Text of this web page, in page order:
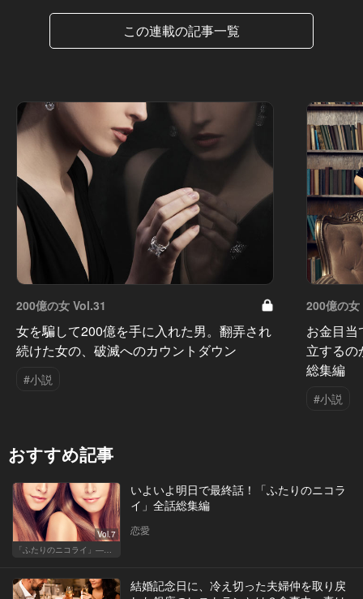
この連載の記事一覧
200億の女 Vol.31
女を騙して200億を手に入れた男。翻弄され
続けた女の、破滅へのカウントダウン
#小説
200億の
お金目
立する
総集編
#小説
おすすめ記事
Vol.7
「ふたりのニコライ」―作家・柴崎竜人の恋愛ストーリー
いよいよ明日で最終話！「ふたりのニコラ
イ」全話総集編
恋愛
結婚記念日に、冷え切った夫婦仲を取り戻